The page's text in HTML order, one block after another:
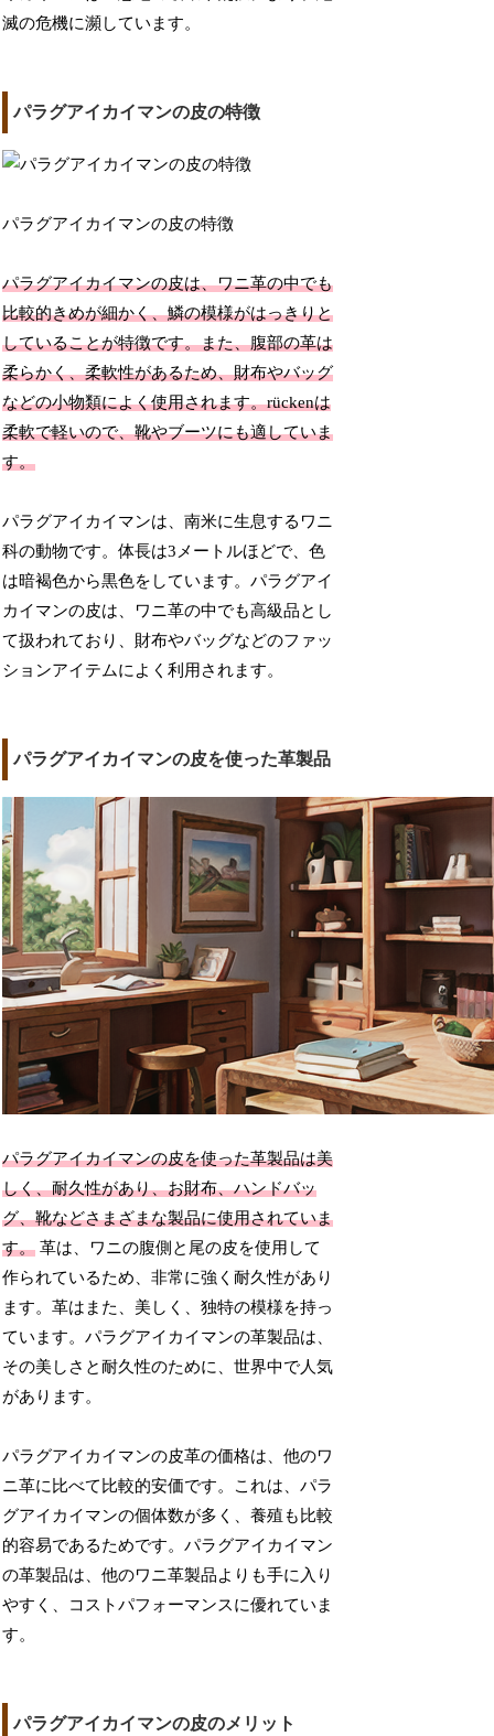
滅の危機に瀕しています。
パラグアイカイマンの皮の特徴
パラグアイカイマンの皮の特徴
パラグアイカイマンの皮は、ワニ革の中でも
比較的きめが細かく、鱗の模様がはっきりと
していることが特徴です。また、腹部の革は
柔らかく、柔軟性があるため、財布やバッグ
などの小物類によく使用されます。rückenは
柔軟で軽いので、靴やブーツにも適していま
す。
パラグアイカイマンは、南米に生息するワニ
科の動物です。体長は3メートルほどで、色
は暗褐色から黒色をしています。パラグアイ
カイマンの皮は、ワニ革の中でも高級品とし
て扱われており、財布やバッグなどのファッ
ションアイテムによく利用されます。
パラグアイカイマンの皮を使った革製品
パラグアイカイマンの皮を使った革製品は美
しく、耐久性があり、お財布、ハンドバッ
グ、靴などさまざまな製品に使用されていま
す。 革は、ワニの腹側と尾の皮を使用して
作られているため、非常に強く耐久性があり
ます。革はまた、美しく、独特の模様を持っ
ています。パラグアイカイマンの革製品は、
その美しさと耐久性のために、世界中で人気
があります。
パラグアイカイマンの皮革の価格は、他のワ
ニ革に比べて比較的安価です。これは、パラ
グアイカイマンの個体数が多く、養殖も比較
的容易であるためです。パラグアイカイマン
の革製品は、他のワニ革製品よりも手に入り
やすく、コストパフォーマンスに優れていま
す。
パラグアイカイマンの皮のメリット